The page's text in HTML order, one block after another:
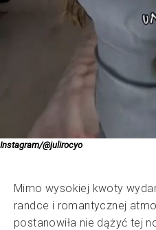
Instagram/@julirocyo
Mimo wysokiej kwoty
randce i romantycznej
postanowiła nie dążyć tej